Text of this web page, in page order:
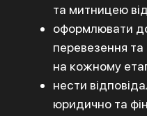
та митницею від
оформлювати
перевезення
на кожному
нести
юридично та